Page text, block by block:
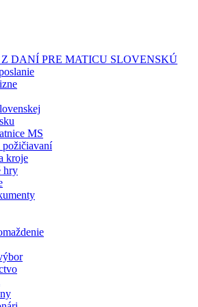
DANÍ PRE MATICU SLOVENSKÚ
MS
požičiavaní
kroje
hry